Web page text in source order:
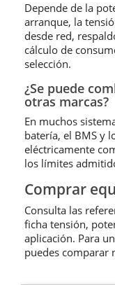
Depende de la
arranque, la
desde red,
cálculo de
selección.
¿Se puede
otras marcas?
En muchos
batería, el BMS y
eléctricamente
los límites
Comprar
Consulta las
ficha tensión,
aplicación. Para
puedes comparar